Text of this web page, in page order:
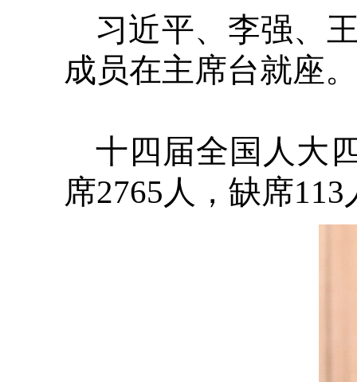
习近平、李强、
成员在主席台就座。
十四届全国人大
席2765人，缺席